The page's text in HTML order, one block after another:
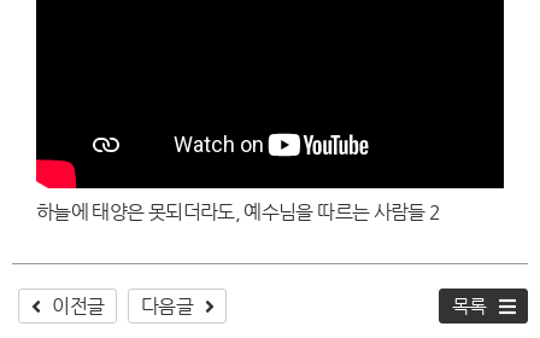
하늘에 태양은 못되더라도, 예수님을 따르는 사람들 2
이전글 다음글 목록